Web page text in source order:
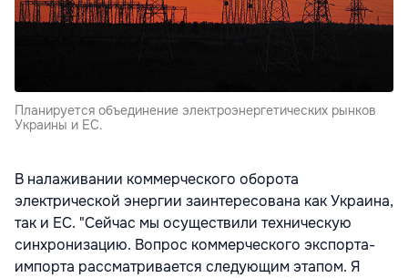
Планируется объединение электроэнергетических рынков
Украины и ЕС.
В налаживании коммерческого оборота
электрической энергии заинтересована как Украина,
так и ЕС. "Сейчас мы осуществили техническую
синхронизацию. Вопрос коммерческого экспорта-
импорта рассматривается следующим этапом. Я